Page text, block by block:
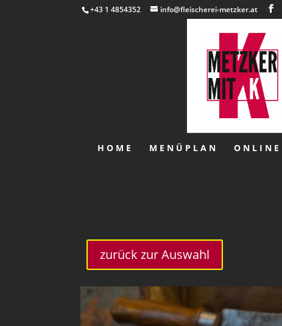
+43 1 4854352 info@fleischerei-metzker.at
HOME MENÜPLAN ONLINE
zurück zur Auswahl